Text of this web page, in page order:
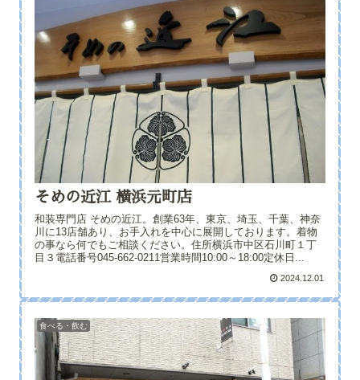
そめの近江 横浜元町店
和装専門店 そめの近江。創業63年、東京、埼玉、千葉、神奈
川に13店舗あり、お手入れを中心に展開しております。着物
の事なら何でもご相談ください。住所横浜市中区石川町１丁
目３電話番号045-662-0211営業時間10:00～18:00定休日...
2024.12.01
食べる・飲む